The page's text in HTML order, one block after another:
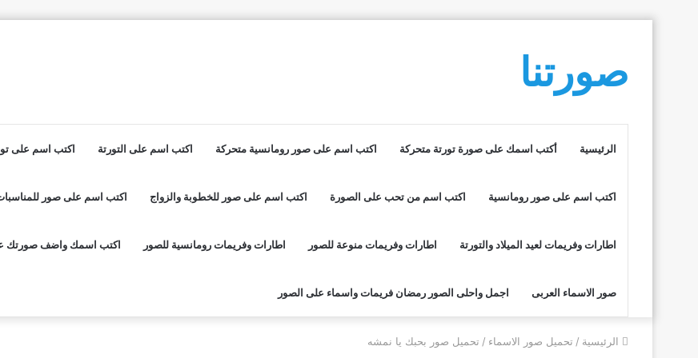
صورتنا
الرئيسية أكتب اسمك على صورة تورتة متحركة اكتب اسم على صور رومانسية متحركة اكتب اسم على التورتة اكتب اسم على
اكتب اسم على صور رومانسية اكتب اسم من تحب على الصورة اكتب اسم على صور للخطوبة والزواج اكتب اسم على صور للمناسبات
اطارات وفريمات لعيد الميلاد والتورتة اطارات وفريمات منوعة للصور اطارات وفريمات رومانسية للصور اكتب اسمك واضف صورتك
صور الاسماء العربى اجمل واحلى الصور رمضان فريمات واسماء على الصور
الرئيسية / تحميل صور الاسماء / تحميل صور بحبك يا نمشه